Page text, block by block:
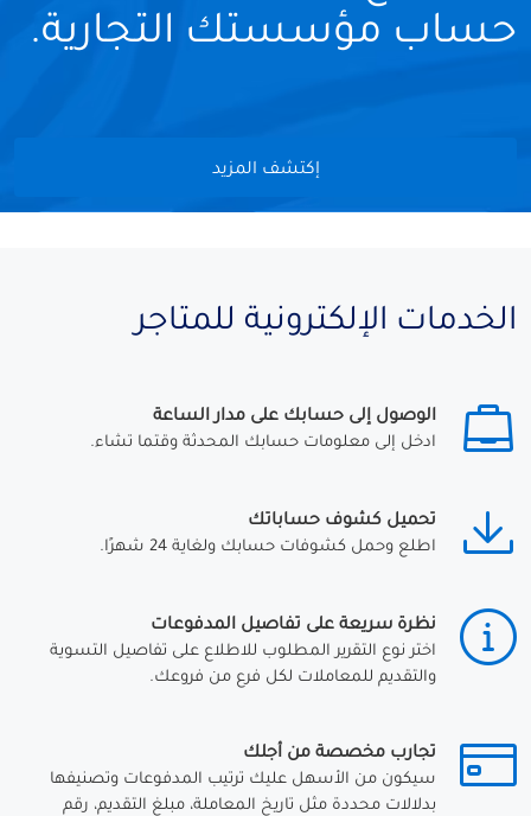
حساب مؤسستك التجارية.
إكتشف المزيد
الخدمات الإلكترونية للمتاجر
الوصول إلى حسابك على مدار الساعة
ادخل إلى معلومات حسابك المحدثة وقتما تشاء.
تحميل كشوف حساباتك
اطلع وحمل كشوفات حسابك ولغاية 24 شهرًا.
نظرة سريعة على تفاصيل المدفوعات
اختر نوع التقرير المطلوب للاطلاع على تفاصيل التسوية
والتقديم للمعاملات لكل فرع من فروعك.
تجارب مخصصة من أجلك
سيكون من الأسهل عليك ترتيب المدفوعات وتصنيفها
بدلالات محددة مثل تاريخ المعاملة، مبلغ التقديم، رقم